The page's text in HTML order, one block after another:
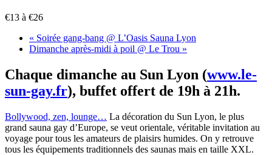
€13 à €26
« Soirée gang-bang @ L’Oasis Sauna Lyon
Dimanche après-midi à poil @ Le Trou »
Chaque dimanche au Sun Lyon (www.le-
sun-gay.fr), buffet offert de 19h à 21h.
Bollywood, zen, lounge… La décoration du Sun Lyon, le plus
grand sauna gay d’Europe, se veut orientale, véritable invitation au
voyage pour tous les amateurs de plaisirs humides. On y retrouve
tous les équipements traditionnels des saunas mais en taille XXL.